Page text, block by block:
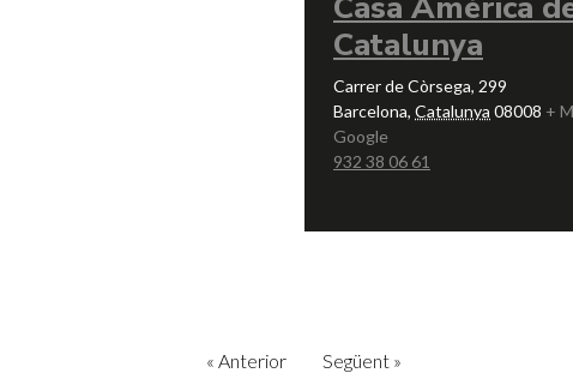
Catalunya
Carrer de Còrsega, 299
Barcelona, Catalunya 08008 +
Google
932 38 06 61
« Anterior Següent »